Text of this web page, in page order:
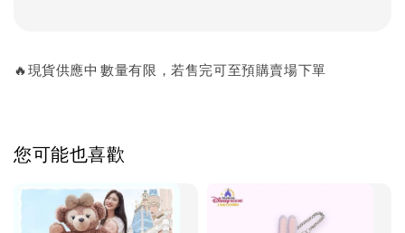
🔥現貨供應中 數量有限，若售完可至預購賣場下單
您可能也喜歡